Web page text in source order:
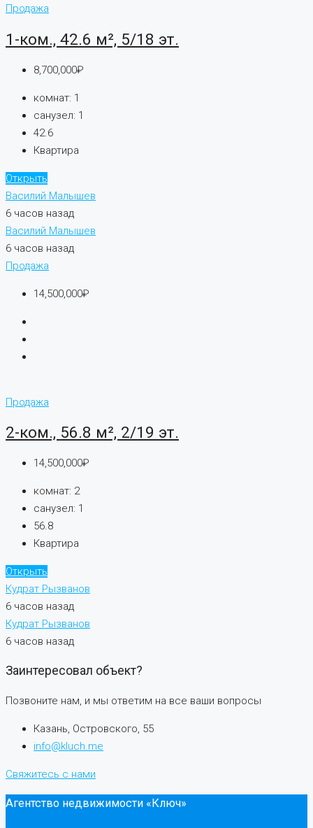
Продажа
1-ком., 42.6 м², 5/18 эт.
8,700,000₽
комнат: 1
санузел: 1
42.6
Квартира
Открыть
Василий Малышев
6 часов назад
Василий Малышев
6 часов назад
Продажа
14,500,000₽
Продажа
2-ком., 56.8 м², 2/19 эт.
14,500,000₽
комнат: 2
санузел: 1
56.8
Квартира
Открыть
Кудрат Рызванов
6 часов назад
Кудрат Рызванов
6 часов назад
Заинтересовал объект?
Позвоните нам, и мы ответим на все ваши вопросы
Казань, Островского, 55
info@kluch.me
Свяжитесь с нами
Агентство недвижимости «Ключ»